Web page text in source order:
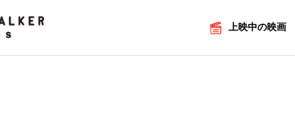
上映中の映画